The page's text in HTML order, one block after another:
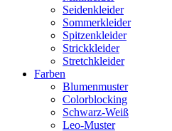
Seidenkleider
Sommerkleider
Spitzenkleider
Strickkleider
Stretchkleider
Farben
Blumenmuster
Colorblocking
Schwarz-Weiß
Leo-Muster